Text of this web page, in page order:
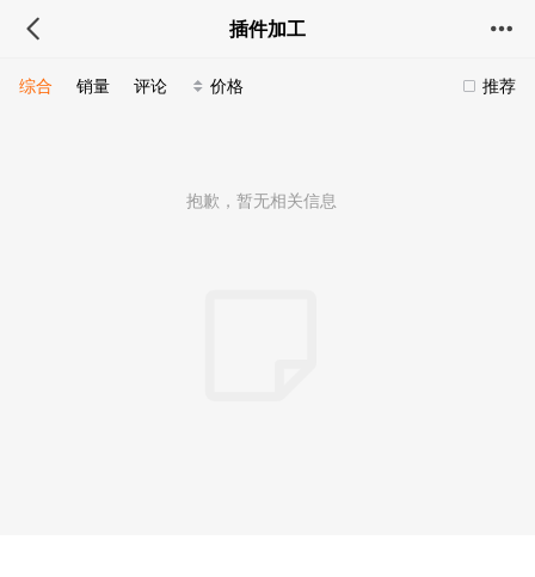
插件加工
推荐
综合 销量 评论 价格
抱歉，暂无相关信息